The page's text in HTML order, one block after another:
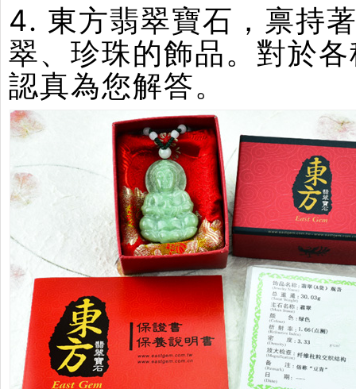
4. 東方翡翠寶石，禀持
翠、珍珠的飾品。對於
認真為您解答。